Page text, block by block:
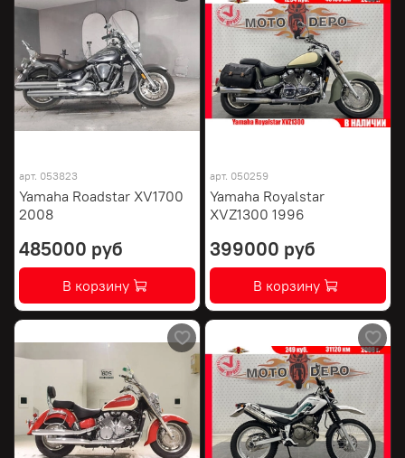
арт. 053823
Yamaha Roadstar XV1700
2008
485000 руб
В корзину
арт. 050259
Yamaha Royalstar
XVZ1300 1996
399000 руб
В корзину